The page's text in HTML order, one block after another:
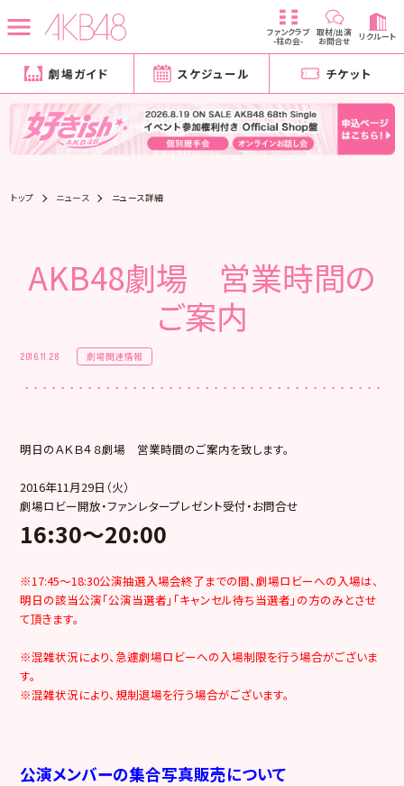
ファンクラブ
-柱の会-
取材/出演
お問合せ リクルート
劇場ガイド スケジュール チケット
トップ ニュース ニュース詳細
AKB48劇場 営業時間の
ご案内
2016.11.28 劇場関連情報
明日のＡＫＢ４８劇場 営業時間のご案内を致します。
2016年11月29日（火）
劇場ロビー開放・ファンレタープレゼント受付・お問合せ
16:30～20:00
※17:45～18:30公演抽選入場会終了までの間、劇場ロビーへの入場は、
明日の該当公演「公演当選者」「キャンセル待ち当選者」の方のみとさせ
て頂きます。
※混雑状況により、急遽劇場ロビーへの入場制限を行う場合がございま
す。
※混雑状況により、規制退場を行う場合がございます。
公演メンバーの集合写真販売について